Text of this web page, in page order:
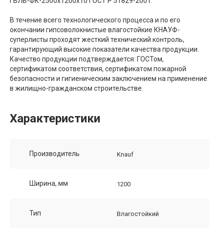
В течение всего технологического процесса и по его
окончании гипсоволокнистые влагостойкие КНАУФ-
суперлисты проходят жесткий технический контроль,
гарантирующий высокие показатели качества продукции.
Качество продукции подтверждается: ГОСТом,
сертификатом соответствия, сертификатом пожарной
безопасности и гигиеническим заключением на применение
в жилищно-гражданском строительстве.
Характеристики
Производитель Knauf
Ширина, мм 1200
Тип Влагостойкий